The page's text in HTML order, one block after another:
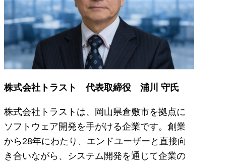
株式会社トラスト 代表取締役 浦川 守氏
株式会社トラストは、岡山県倉敷市を拠点に
ソフトウェア開発を手がける企業です。創業
から28年にわたり、エンドユーザーと直接向
き合いながら、システム開発を通じて企業の